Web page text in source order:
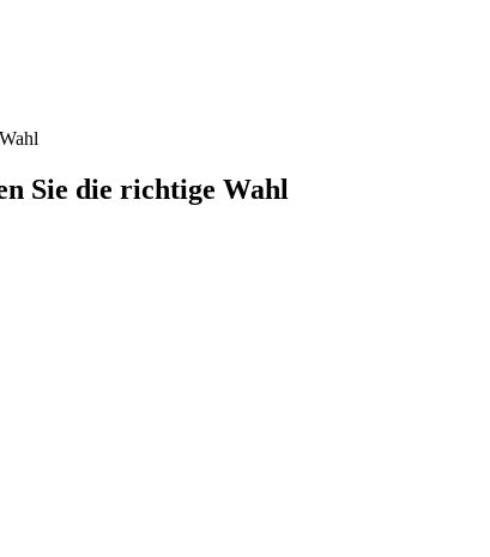
Sie die richtige Wahl